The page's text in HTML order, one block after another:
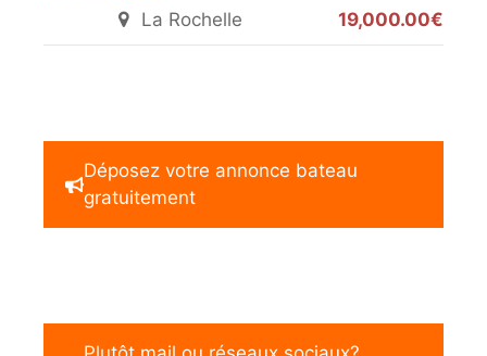
La Rochelle
19,000.00€
Déposez votre annonce bateau
gratuitement